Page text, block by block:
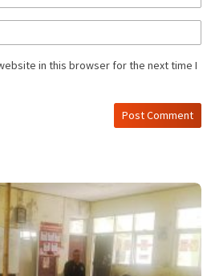
in this browser for the next time I